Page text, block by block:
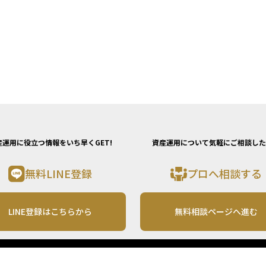
運用に役立つ情報をいち早くGET!
無料LINE登録
LINE登録はこちらから
資産運用について気軽にご相談し
プロへ相談する
無料相談ページへ進む